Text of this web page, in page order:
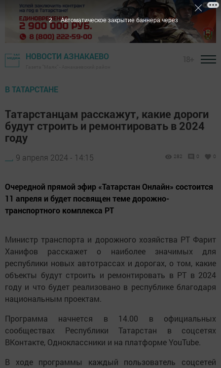
НОВОСТИ АЗНАКАЕВО
В ТАТАРСТАНЕ
Татарстанцам расскажут, какие дороги
будут строить и ремонтировать в 2024
году
__, 9 апреля 2024 - 14:15 282 0 0
Очередной прямой эфир «Татарстан Онлайн» состоится
11 апреля и будет посвящен теме дорожно-
транспортного комплекса РТ
Министр транспорта и дорожного хозяйства РТ Фарит
Ханифов расскажет о наиболее значимых для
республики новых автотрассах и дорогах, о том, какие
объекты будут строить и ремонтировать в РТ в 2024
году и что будет реализовано в республике благодаря
национальным проектам.
Программа начнется в 14.00 в официальных
сообществах Республики Татарстан в соцсетях
ВКонтакте, Одноклассники и на платформе YouTube.
В ходе программы каждый пользователь соцсетей